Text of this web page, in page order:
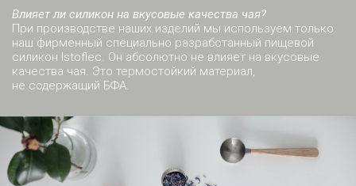
Влияет ли силикон на вкусовые качества чая?
При производстве наших изделий мы используем только
наш фирменный специально разработанный пищевой
силикон Istoflec. Он абсолютно не влияет на вкусовые
качества чая. Это термостойкий материал,
не содержащий БФА.